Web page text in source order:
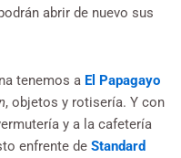
abrir de nuevo sus
tenemos a El Papagayo
, objetos y rotisería. Y con
y a la cafetería
enfrente de Standard